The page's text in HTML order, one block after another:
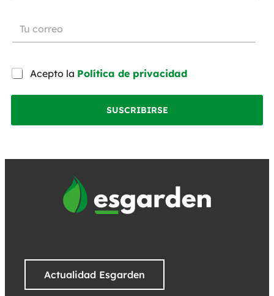
Acepto la Política de privacidad
SUSCRIBIRSE
Actualidad Esgarden